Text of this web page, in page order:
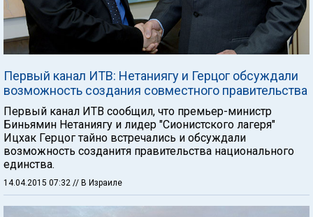
Первый канал ИТВ: Нетаниягу и Герцог обсуждали
возможность создания совместного правительства
Первый канал ИТВ сообщил, что премьер-министр
Биньямин Нетаниягу и лидер "Сионистского лагеря"
Ицхак Герцог тайно встречались и обсуждали
возможность созданитя правительства национального
единства.
14.04.2015 07:32 // В Израиле